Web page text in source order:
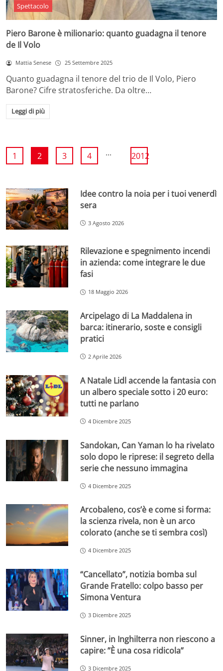
Spettacolo
Piero Barone è milionario: quanto guadagna il tenore
de Il Volo
Mattia Senese 25 Settembre 2025
Quanto guadagna il tenore del trio de Il Volo, Piero
Barone? Cifre stratosferiche. Da oltre…
Leggi di più
1 2 3 4 ... 2012
Idee contro la noia per i tuoi venerdì
sera
3 Agosto 2026
Rilevazione e spegnimento incendi
in azienda: come integrare le due
fasi
18 Maggio 2026
Arcipelago di La Maddalena in
barca: itinerario, soste e consigli
pratici
2 Aprile 2026
A Natale Lidl accende la fantasia con
un albero speciale sotto i 20 euro:
tutti ne parlano
4 Dicembre 2025
Sandokan, Can Yaman lo ha rivelato
solo dopo le riprese: il segreto della
serie che nessuno immagina
4 Dicembre 2025
Arcobaleno, cos’è e come si forma:
la scienza rivela, non è un arco
colorato (anche se ti sembra così)
4 Dicembre 2025
“Cancellato”, notizia bomba sul
Grande Fratello: colpo basso per
Simona Ventura
3 Dicembre 2025
Sinner, in Inghilterra non riescono a
capire: ”È una cosa ridicola”
3 Dicembre 2025